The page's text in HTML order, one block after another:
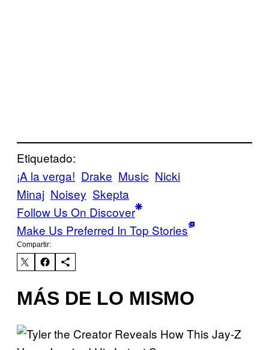
Etiquetado:
¡A la verga! Drake Music Nicki
Minaj Noisey Skepta
Follow Us On Discover
Make Us Preferred In Top Stories
Compartir:
MÁS DE LO MISMO